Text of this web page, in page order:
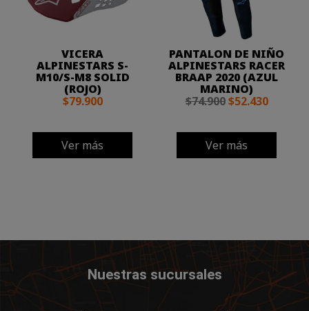
VICERA
ALPINESTARS S-
M10/S-M8 SOLID
(ROJO)
$79.900
Ver más
PANTALON DE NIÑO
ALPINESTARS RACER
BRAAP 2020 (AZUL
MARINO)
$74.900 $52.430
Ver más
Nuestras sucursales